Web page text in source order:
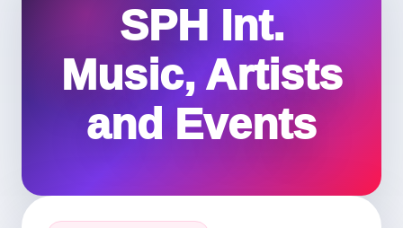
SPH Int.
Music, Artists
and Events